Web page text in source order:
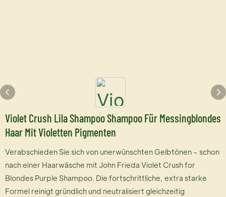
Violet Crush Lila Shampoo Shampoo Für Messingblondes
Haar Mit Violetten Pigmenten
Verabschieden Sie sich von unerwünschten Gelbtönen – schon
nach einer Haarwäsche mit John Frieda Violet Crush for
Blondes Purple Shampoo. Die fortschrittliche, extra starke
Formel reinigt gründlich und neutralisiert gleichzeitig